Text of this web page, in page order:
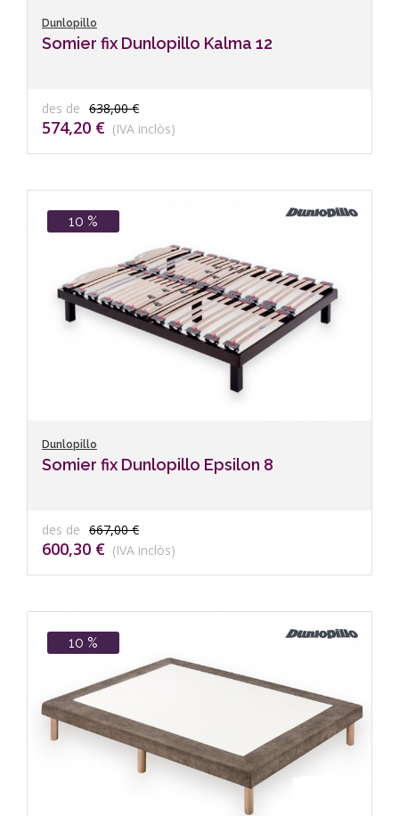
Dunlopillo
Somier fix Dunlopillo Kalma 12
des de 638,00 €
574,20 € (IVA inclòs)
10 %
Dunlopillo
Somier fix Dunlopillo Epsilon 8
des de 667,00 €
600,30 € (IVA inclòs)
10 %